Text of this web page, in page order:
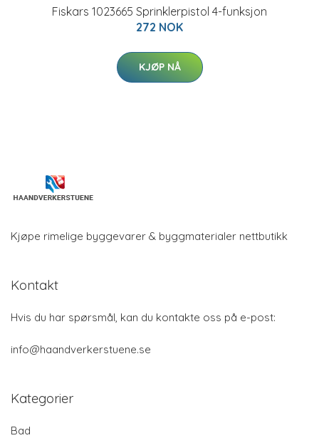
Fiskars 1023665 Sprinklerpistol 4-funksjon
272 NOK
KJØP NÅ
Kjøpe rimelige byggevarer & byggmaterialer nettbutikk
Kontakt
Hvis du har spørsmål, kan du kontakte oss på e-post:
info@haandverkerstuene.se
Kategorier
Bad